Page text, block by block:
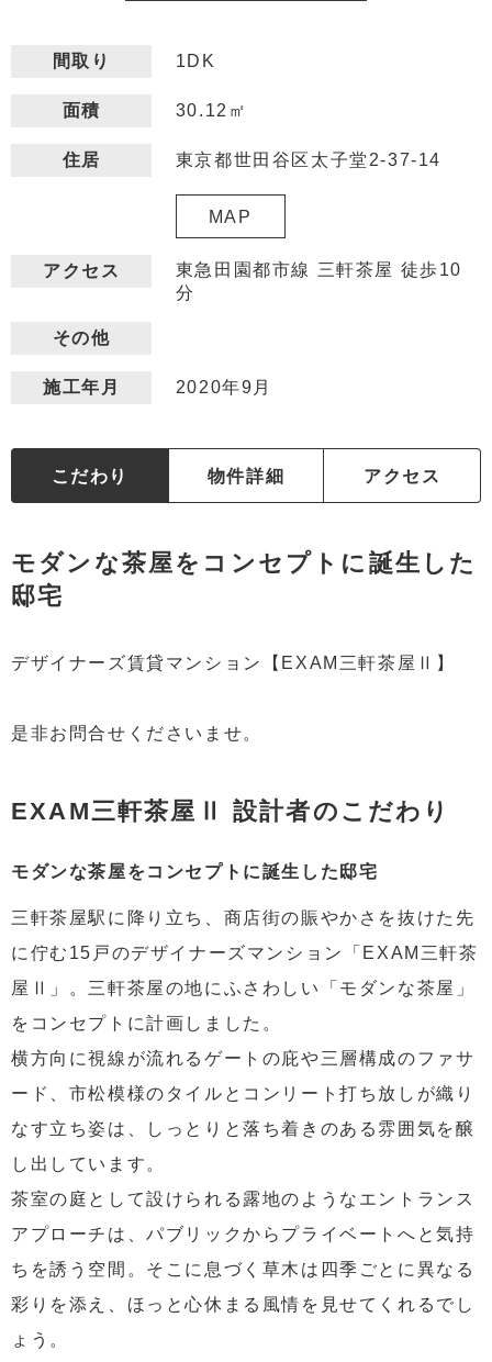
間取り 1DK
面積 30.12㎡
住居 東京都世田谷区太子堂2-37-14
MAP
アクセス
東急田園都市線 三軒茶屋 徒歩10
分
その他
施工年月 2020年9月
こだわり 物件詳細 アクセス
モダンな茶屋をコンセプトに誕生した
邸宅
デザイナーズ賃貸マンション【EXAM三軒茶屋Ⅱ】
是非お問合せくださいませ。
EXAM三軒茶屋Ⅱ 設計者のこだわり
モダンな茶屋をコンセプトに誕生した邸宅
三軒茶屋駅に降り立ち、商店街の賑やかさを抜けた先
に佇む15戸のデザイナーズマンション「EXAM三軒茶
屋Ⅱ」。三軒茶屋の地にふさわしい「モダンな茶屋」
をコンセプトに計画しました。
横方向に視線が流れるゲートの庇や三層構成のファサ
ード、市松模様のタイルとコンリート打ち放しが織り
なす立ち姿は、しっとりと落ち着きのある雰囲気を醸
し出しています。
茶室の庭として設けられる露地のようなエントランス
アプローチは、パブリックからプライベートへと気持
ちを誘う空間。そこに息づく草木は四季ごとに異なる
彩りを添え、ほっと心休まる風情を見せてくれるでし
ょう。